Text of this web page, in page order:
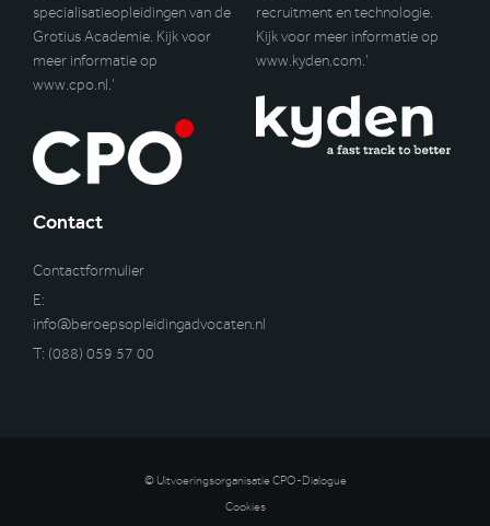
specialisatieopleidingen van de
Grotius Academie. Kijk voor
meer informatie op
www.cpo.nl.’
recruitment en technologie.
Kijk voor meer informatie op
www.kyden.com.’
Contact
Contactformulier
E:
info@beroepsopleidingadvocaten.nl
T: (088) 059 57 00
© Uitvoeringsorganisatie CPO-Dialogue
Cookies